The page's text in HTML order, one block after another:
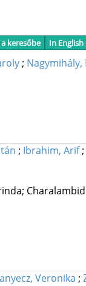
keresőbe In English
; Nagymihály,
; Ibrahim, Arif;
Veronika ;